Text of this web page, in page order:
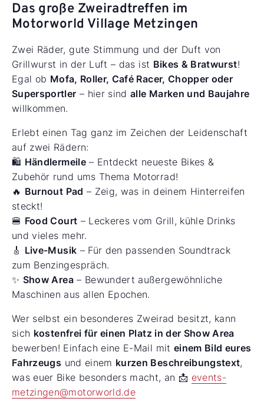
Das große Zweiradtreffen im
Motorworld Village Metzingen
Zwei Räder, gute Stimmung und der Duft von
Grillwurst in der Luft – das ist Bikes & Bratwurst!
Egal ob Mofa, Roller, Café Racer, Chopper oder
Supersportler – hier sindalle Marken und Baujahre
willkommen.
Erlebt einen Tag ganz im Zeichen der Leidenschaft
auf zwei Rädern:
🛍️ Händlermeile– Entdeckt neueste Bikes &
Zubehör rund ums Thema Motorrad!
🔥 Burnout Pad – Zeig, was in deinem Hinterreifen
steckt!
🍔 Food Court – Leckeres vom Grill, kühle Drinks
und vieles mehr.
🎸 Live-Musik – Für den passenden Soundtrack
zum Benzingespräch.
✨ Show Area– Bewundert außergewöhnliche
Maschinen aus allen Epochen.
Wer selbst ein besonderes Zweirad besitzt, kann
sich kostenfrei für einen Platz in der Show Area
bewerben! Einfach eine E-Mail mit einem Bild eures
Fahrzeugs und einem kurzen Beschreibungstext,
was euer Bike besonders macht, an 📩 events-
metzingen@motorworld.de